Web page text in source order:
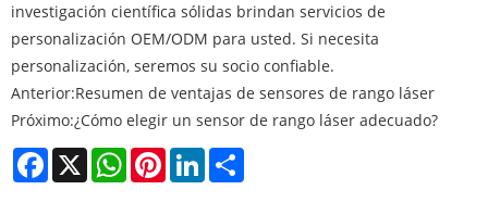
investigación científica sólidas brindan servicios de
personalización OEM/ODM para usted. Si necesita
personalización, seremos su socio confiable.
Anterior:Resumen de ventajas de sensores de rango láser
Próximo:¿Cómo elegir un sensor de rango láser adecuado?
Facebook
X WhatsAppPinterestLinkedIn